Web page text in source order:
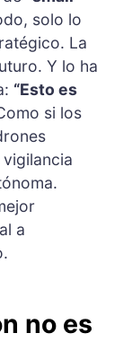
solo lo
La
Y lo ha
“Esto es
si los
a
no es